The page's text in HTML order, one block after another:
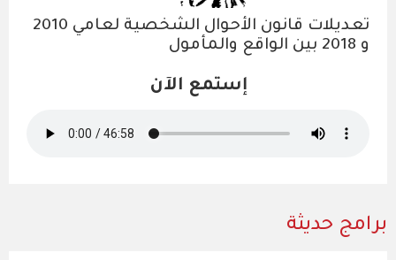
تعديلات قانون الأحوال الشخصية لعامي 2010
و 2018 بين الواقع والمأمول
إستمع الآن
برامج حديثة